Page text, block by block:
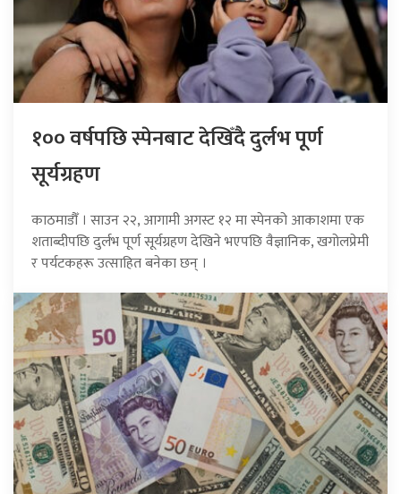
१०० वर्षपछि स्पेनबाट देखिँदै दुर्लभ पूर्ण
सूर्यग्रहण
काठमाडौँ । साउन २२, आगामी अगस्ट १२ मा स्पेनको आकाशमा एक
शताब्दीपछि दुर्लभ पूर्ण सूर्यग्रहण देखिने भएपछि वैज्ञानिक, खगोलप्रेमी
र पर्यटकहरू उत्साहित बनेका छन् ।